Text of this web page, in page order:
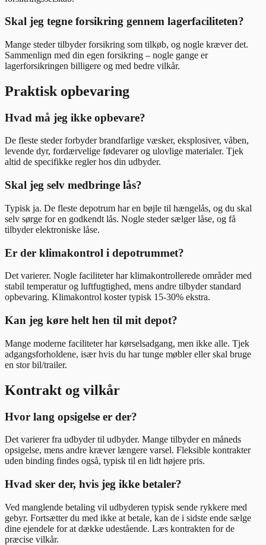
Skal jeg tegne forsikring gennem lagerfaciliteten?
Mange steder tilbyder forsikring som tilkøb, og nogle kræver det.
Sammenlign med din egen forsikring – nogle gange er
lagerforsikringen billigere og med bedre vilkår.
Praktisk opbevaring
Hvad må jeg ikke opbevare?
De fleste steder forbyder brandfarlige væsker, eksplosiver, våben,
levende dyr, fordærvelige fødevarer og ulovlige materialer. Tjek
altid de specifikke regler hos din udbyder.
Skal jeg selv medbringe lås?
Typisk ja. De fleste depotrum har en bøjle til hængelås, og du skal
selv sørge for en godkendt lås. Nogle steder sælger låse, og få
tilbyder elektroniske låse.
Er der klimakontrol i depotrummet?
Det varierer. Nogle faciliteter har klimakontrollerede områder med
stabil temperatur og luftfugtighed, mens andre tilbyder standard
opbevaring. Klimakontrol koster typisk 15-30% ekstra.
Kan jeg køre helt hen til mit depot?
Mange moderne faciliteter har kørselsadgang, men ikke alle. Tjek
adgangsforholdene, især hvis du har tunge møbler eller skal bruge
en stor bil/trailer.
Kontrakt og vilkår
Hvor lang opsigelse er der?
Det varierer fra udbyder til udbyder. Mange tilbyder en måneds
opsigelse, mens andre kræver længere varsel. Fleksible kontrakter
uden binding findes også, typisk til en lidt højere pris.
Hvad sker der, hvis jeg ikke betaler?
Ved manglende betaling vil udbyderen typisk sende rykkere med
gebyr. Fortsætter du med ikke at betale, kan de i sidste ende sælge
dine ejendele for at dække udestående. Læs kontrakten for de
præcise vilkår.